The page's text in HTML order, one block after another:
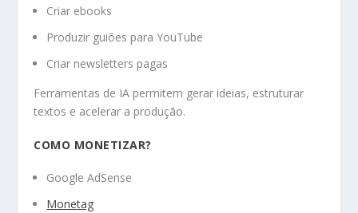
Criar ebooks
Produzir guiões para YouTube
Criar newsletters pagas
Ferramentas de IA permitem gerar ideias, estruturar
textos e acelerar a produção.
COMO MONETIZAR?
Google AdSense
Monetag